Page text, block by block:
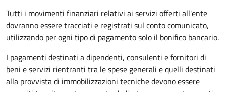
Tutti i movimenti finanziari relativi ai servizi offerti all'ente
dovranno essere tracciati e registrati sul conto comunicato,
utilizzando per ogni tipo di pagamento solo il bonifico bancario.
I pagamenti destinati a dipendenti, consulenti e fornitori di
beni e servizi rientranti tra le spese generali e quelli destinati
alla provvista di immobilizzazioni tecniche devono essere